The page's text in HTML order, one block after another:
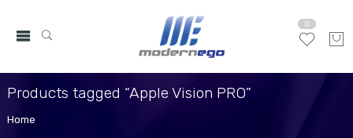
0
Products tagged “Apple Vision PRO”
Home